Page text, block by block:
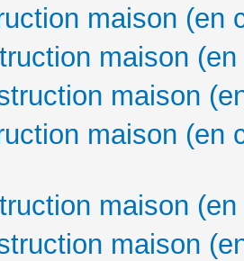
maison (en
maison
maison
maison (en
maison
maison